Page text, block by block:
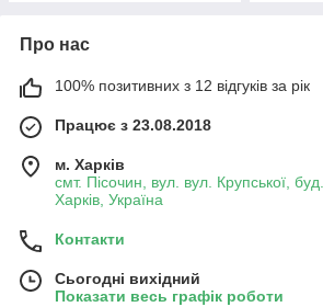
Про нас
100% позитивних з 12 відгуків за рік
Працює з 23.08.2018
м. Харків
смт. Пісочин, вул. вул. Крупської,
Харків, Україна
Контакти
Сьогодні вихідний
Показати весь графік роботи